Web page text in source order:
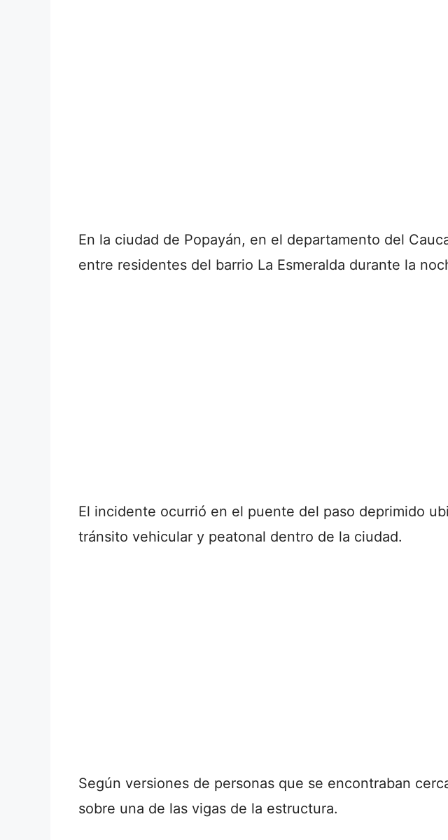
En la ciudad de Popayán, en el departamento del
entre residentes del barrio La Esmeralda durante la
El incidente ocurrió en el puente del paso deprimido
tránsito vehicular y peatonal dentro de la ciudad.
Según versiones de personas que se encontraban
sobre una de las vigas de la estructura.